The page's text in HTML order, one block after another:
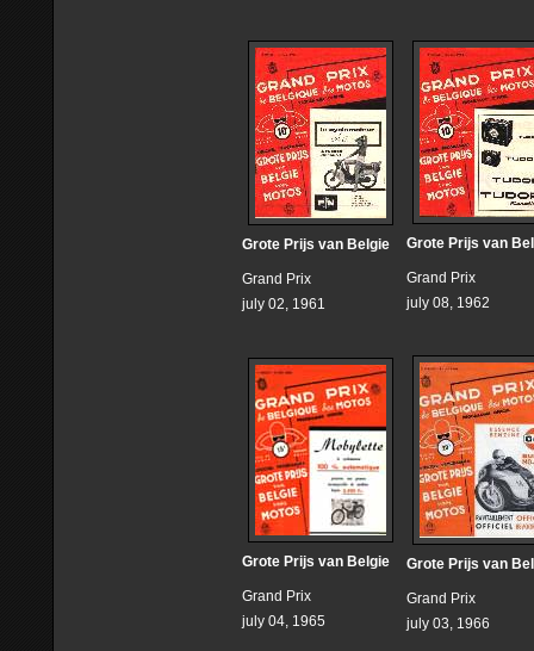
Grote Prijs van Belgie
Grand Prix
july 02, 1961
Grote Prijs van
Grand Prix
july 08, 1962
Grote Prijs van Belgie
Grand Prix
july 04, 1965
Grote Prijs van
Grand Prix
july 03, 1966